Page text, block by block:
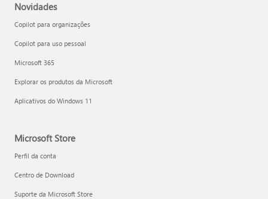
Novidades
Copilot para organizações
Copilot para uso pessoal
Microsoft 365
Explorar os produtos da Microsoft
Aplicativos do Windows 11
Microsoft Store
Perfil da conta
Centro de Download
Suporte da Microsoft Store